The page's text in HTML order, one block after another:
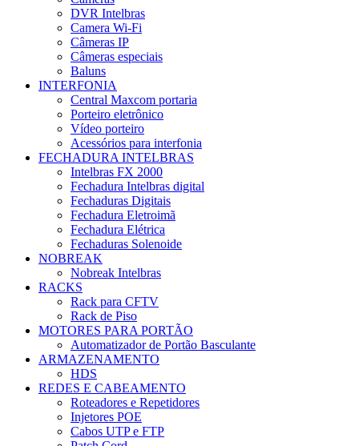
DVR Intelbras
Camera Wi-Fi
Câmeras IP
Câmeras especiais
Baluns
INTERFONIA
Central Maxcom portaria
Porteiro eletrônico
Vídeo porteiro
Acessórios para interfonia
FECHADURA INTELBRAS
Intelbras FX 2000
Fechadura Intelbras digital
Fechaduras Digitais
Fechadura Eletroimã
Fechadura Elétrica
Fechaduras Solenoide
NOBREAK
Nobreak Intelbras
RACKS
Rack para CFTV
Rack de Piso
MOTORES PARA PORTÃO
Automatizador de Portão Basculante
ARMAZENAMENTO
HDS
REDES E CABEAMENTO
Roteadores e Repetidores
Injetores POE
Cabos UTP e FTP